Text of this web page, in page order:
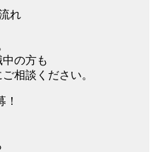
れ
の方も
相談ください。